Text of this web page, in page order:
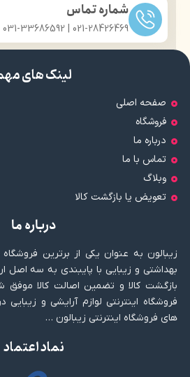
شماره تماس
021-28426469 | 031-33686592
لینک های
صفحه اصلی
فروشگاه
درباره ما
تماس با ما
وبلاگ
تعویض یا بازگشت کالا
درباره ما
زیبالون به عنوان یکی از برترین فروشگاه
بازگشت کالا و تضمین اصالت کالا
فروشگاه اینترنتی لوازم آرایشی و
های فروشگاه اینترنتی زیبالون …
نماد اعتماد